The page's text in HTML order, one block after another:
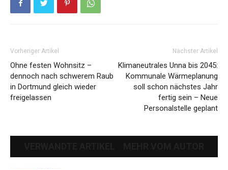
Vorheriger Artikel
Ohne festen Wohnsitz –
dennoch nach schwerem Raub
in Dortmund gleich wieder
freigelassen
Nächster Artikel
Klimaneutrales Unna bis 2045:
Kommunale Wärmeplanung
soll schon nächstes Jahr
fertig sein – Neue
Personalstelle geplant